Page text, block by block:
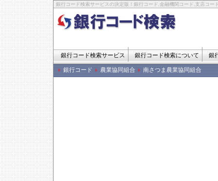
銀行コード検索サービスの決定版！銀行コード,金融機関コード,支店コー
銀行コード検索サービス 銀行コード検索について 銀
銀行コード 農業協同組合 南さつま農業協同組合